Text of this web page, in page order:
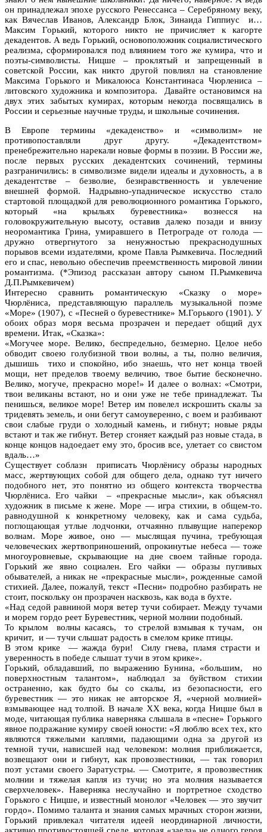
он принадлежал эпохе русского Ренессанса – Серебряному веку,
как Вячеслав Иванов, Александр Блок, Зинаида Гиппиус и…
Максим Горький, которого никто не причисляет к кагорте
декадентов. А ведь Горький, основоположник социалистического
реализма, сформировался под влиянием того же кумира, что и
поэты-символисты. Ницше – проклятый и запрещенный в
советской России, как никто другой повлиял на становление
Максима Горького и Микалоюса Константинаса Чюрлениса –
литовского художника и композитора. Давайте остановимся на
двух этих забытых кумирах, которым некогда посвящались в
России и серьезные научные труды, и школьные сочинения.
В Европе термины «декаденство» и «символизм» не
противопоставляли друг другу. «Декадентством»
пренебрежительно нарекали новые формы в поэзии. В России же,
после первых русских декадентских сочинений, термины
разграничились: в символизме видели идеалы и духовность, а в
декадентстве – безволие, безнравственность и увлечение
внешней формой. Надрывно-упадническое искусство стало
стартовой площадкой для революционного романтика Горького,
который «на крыльях буревестника» вознесся на
головокружительную высоту, оставив далеко позади и внизу
неоромантика Грина, умиравшего в Петрограде от голода —
дружно отвергнутого за ненужностью прекраснодушных
порывов всеми издателями, кроме Павла Рымкевича. Последний
его и спас, невольно обеспечив преемственность мировой линии
романтизма. (*Эпизод рассказан автору сыном П.Рымкевича
Д.П.Рымкевичем)
Интересно сравнить романтическую «Сказку о море»
Чюрлёниса, представляющую параллель музыкальной поэме
«Море» (1907), с «Песней о буревестнике» М.Горького (1901). У
обоих образ моря весьма прозрачен и передает общий дух
времени. Итак, «Сказка»:
«Могучее море. Велико, беспредельно, безмерно. Целое небо
обводит своею голубизной твои волны, а ты, полно величия,
дышишь тихо и спокойно, ибо знаешь, что нет конца твоей
мощи, нет пределов твоему величию, твое бытие бесконечно.
Велико, могуче, прекрасно море!» И далее о волнах: «Смотри,
твои великаны встают, но и они уже не тебе принадлежат. Ты
пенишься, великое море! Ветер им повелел искрошить скалы за
тридевять земель, и они бегут самоуверенно, с воем и разбивают
свои слабые груди о холодный камень, и гибнут; новые ряды
встают и так же гибнут. Ветер сгоняет каждый раз новые стада, в
конце концов надоедает ему это, бросив все, улетает со свистом
вдаль…»
Существует соблазн приписать Чюрлёнису образы народных
масс, жертвующих собой для общего дела, однако тут ничего
подобного нет, это понятно из общего контекста творчества
Чюрлёниса. Его чайки – «прекрасные мысли», как объяснял
художник в письме к жене. Море — игра стихии, в общем-то.
равнодушной к конкретному человеку, как и сама судьба,
поглощающая утлые лодчонки, отчаянно плывущие наперекор
волнам. Море живое, оно — мыслящая пучина, требующая
человеческих жертвоприношений, опрокинутые небеса — тоже
многоуровневые, скрывающие на дне своем тайные города.
Горький же явно социален. Его чайки — образы пугливых
обывателей, а никак не «прекрасные мысли», рожденные самой
стихией. Далее, пожалуй, текст «Песни» подробно разбирать не
стоит, поскольку он прозрачен насквозь, как вода в бухте.
«Над седой равниной моря ветер тучи собирает. Между тучами
и морем гордо реет Буревестник, черной молнии подобный.
То крылом волны касаясь, то стрелой взмывая к тучам, он
кричит, и — тучи слышат радость в смелом крике птицы.
В этом крике — жажда бури! Силу гнева, пламя страсти и
уверенность в победе слышат тучи в этом крике».
Горький, обладавший, по выражению Бунина, «большим, но
поверхностным талантом», наблюдал за буйством стихии
остраненно, как будто бы со скалы, из безопасности, его
буревестник — это никак не авторское Я, «черной молнией»
взмывающее над толпой. В начале ХХ века, когда Ницше был в
моде, читающая публика наверняка слышала в «песне» Горького
явное подражание кумиру своей юности: «Я люблю всех тех, кто
являются тяжелыми каплями, падающими одна за другой из
темной тучи, нависшей над человеком: молния приближается,
возвещают они и гибнут, как провозвестники, — так говорил
поэт устами своего Заратустры. — Смотрите, я провозвестник
молнии и тяжелая капля из тучи; но эта молния называется
сверхчеловек». Наверняка неслучайно и портретное сходство
Горького с Ницше, и известный монолог «Человек — это звучит
гордо». Помимо таланта и знания самых мрачных сторон жизни,
Горький привлекал читателя идеей неординарной личности,